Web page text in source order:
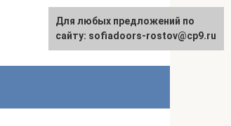
Для любых предложений по
сайту: sofiadoors-rostov@cp9.ru